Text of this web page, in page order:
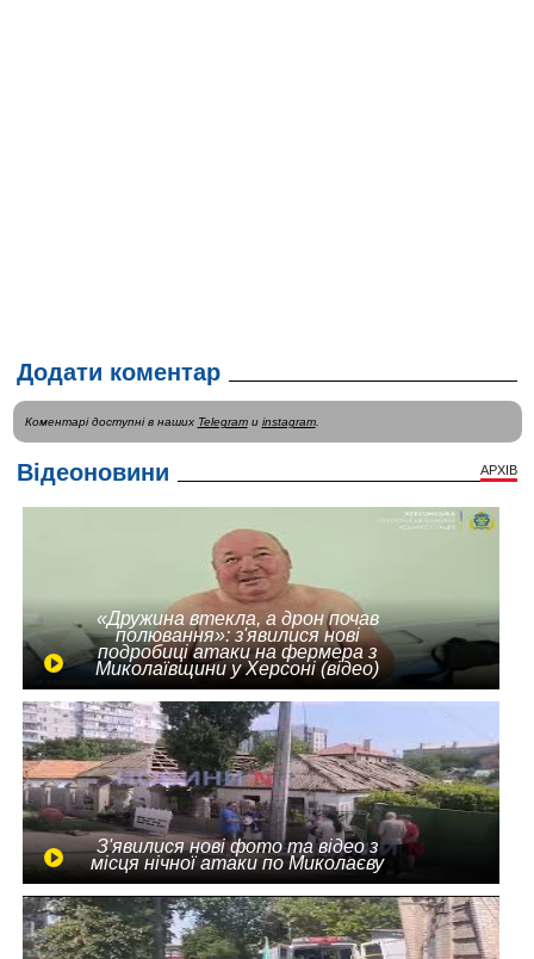
Додати коментар
Коментарі доступні в наших Telegramи instagram.
Відеоновини АРХІВ
«Дружина втекла, а дрон почав
полювання»: з'явилися нові
подробиці атаки на фермера з
Миколаївщини у Херсоні (відео)
З'явилися нові фото та відео з
місця нічної атаки по Миколаєву